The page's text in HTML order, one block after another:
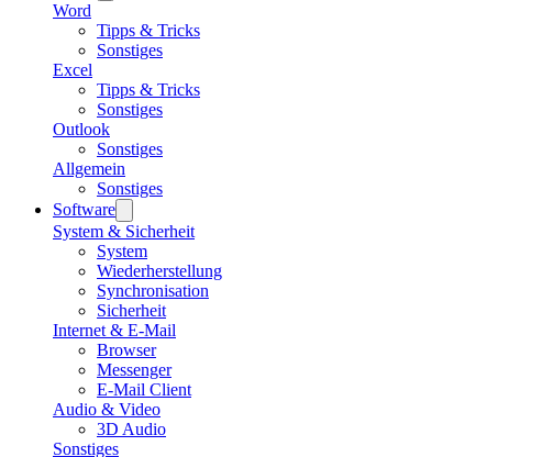
Word
Tipps & Tricks
Sonstiges
Excel
Tipps & Tricks
Sonstiges
Outlook
Sonstiges
Allgemein
Sonstiges
Software
System & Sicherheit
System
Wiederherstellung
Synchronisation
Sicherheit
Internet & E-Mail
Browser
Messenger
E-Mail Client
Audio & Video
3D Audio
Sonstiges